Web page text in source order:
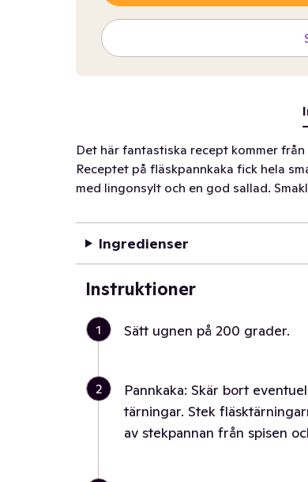
Det här fantastiska recept kommer
Receptet på fläskpannkaka fick hela
med lingonsylt och en god sallad.
Ingredienser
Instruktioner
1 Sätt ugnen på 200 grader.
2
Pannkaka: Skär bort
tärningar. Stek
av stekpannan från spisen